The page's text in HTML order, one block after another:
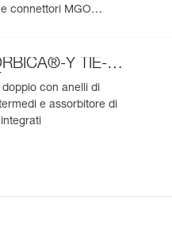
connettori MGO
Y TIE-
doppio con anelli di
e assorbitore di